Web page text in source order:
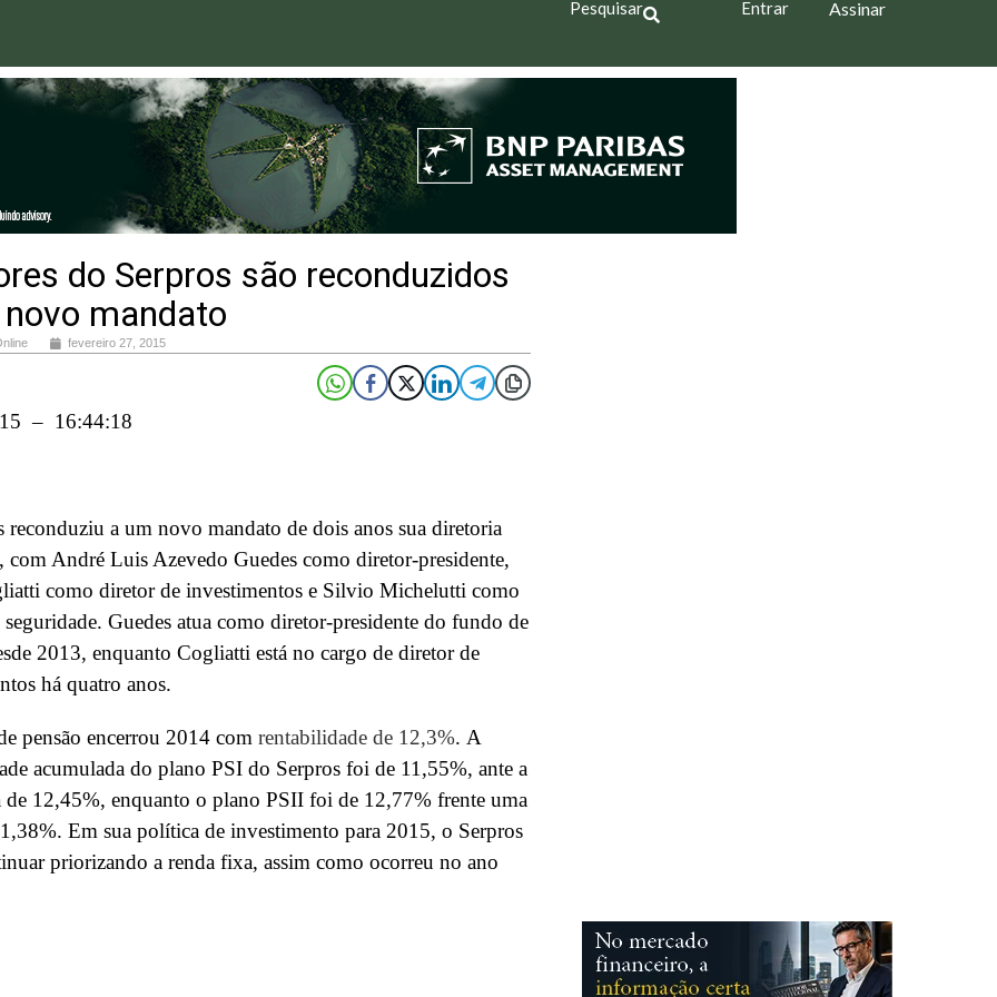
Pesquisar Entrar Assinar
do Serpros são reconduzidos
mandato
fevereiro 27, 2015
– 16:44:18
reconduziu a um novo mandato de dois anos sua diretoria
com André Luis Azevedo Guedes como diretor-presidente,
como diretor de investimentos e Silvio Michelutti como
Guedes atua como diretor-presidente do fundo de
2013, enquanto Cogliatti está no cargo de diretor de
há quatro anos.
pensão encerrou 2014 com rentabilidade de 12,3%. A
acumulada do plano PSI do Serpros foi de 11,55%, ante a
de 12,45%, enquanto o plano PSII foi de 12,77% frente uma
Em sua política de investimento para 2015, o Serpros
priorizando a renda fixa, assim como ocorreu no ano